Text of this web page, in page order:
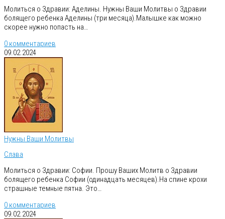
Молиться о Здравии: Аделины. Нужны Ваши Молитвы о Здравии
болящего ребенка Аделины (три месяца).Малышке как можно
скорее нужно попасть на…
0 комментариев
09.02.2024
Нужны Ваши Молитвы
Слава
Молиться о Здравии: Софии. Прошу Ваших Молитв о Здравии
болящего ребенка Софии (одинадцать месяцев).На спине крохи
страшные темные пятна. Это…
0 комментариев
09.02.2024